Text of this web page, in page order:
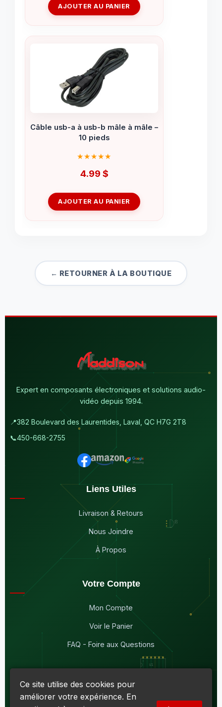
AJOUTER AU PANIER
Câble usb-a à usb-b mâle à mâle –
10 pieds
4.99 $
AJOUTER AU PANIER
← RETOURNER À LA BOUTIQUE
Expert en composants électroniques et solutions audio-
vidéo depuis 1994.
📍382 Boulevard des Laurentides, Laval, QC H7G 2T8
📞450-668-2755
Liens Utiles
Livraison & Retours
Nous Joindre
À Propos
Votre Compte
Mon Compte
Voir le Panier
FAQ - Foire aux Questions
© 2026Maddison Électronique Inc.
Ce site utilise des cookies pour
améliorer votre expérience. En